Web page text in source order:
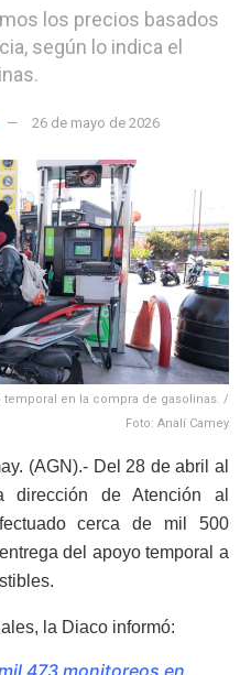
los precios basados
según lo indica el
26 de mayo de 2026
en la compra de gasolinas. /
Foto: Analí Camey
(AGN).- Del 28 de abril al
de Atención al
cerca de mil 500
del apoyo temporal a
la Diaco informó: